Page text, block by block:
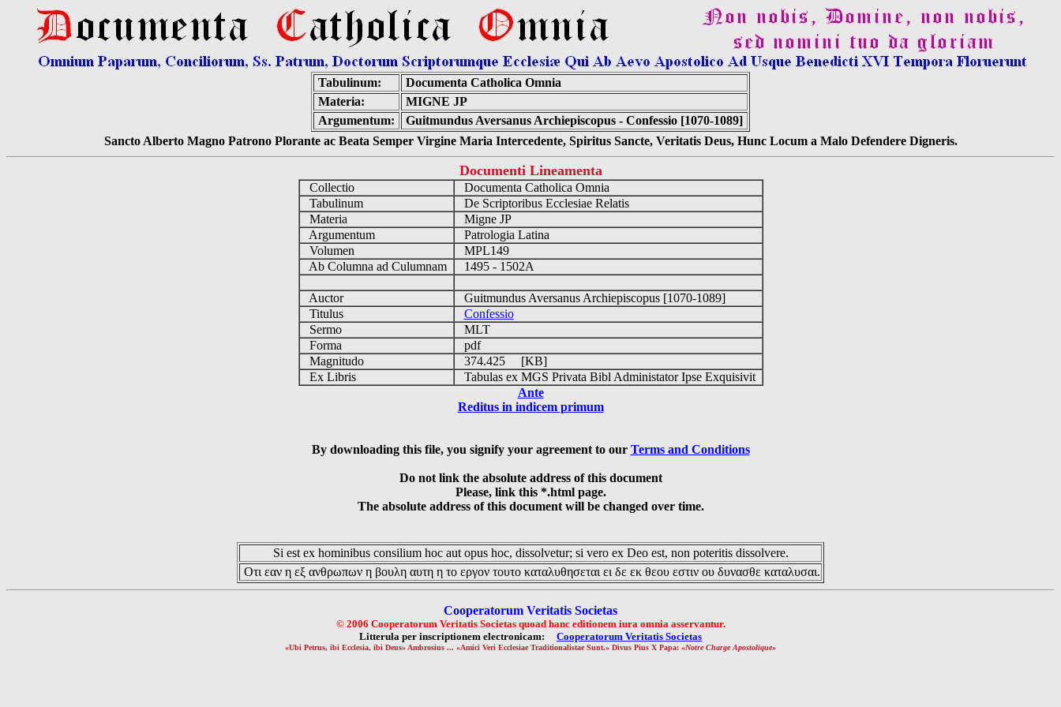
Tabulinum:
Documenta Catholica Omnia
Materia:
MIGNE JP
Argumentum:
Guitmundus Aversanus Archiepiscopus - Confessio [1070-1089]
Sancto Alberto Magno Patrono Plorante ac Beata Semper Virgine Maria Intercedente, Spiritus Sancte, Veritatis Deus, Hunc Locum a Malo Defendere Digneris.
Documenti Lineamenta
Collectio
Documenta Catholica Omnia
Tabulinum
De Scriptoribus Ecclesiae Relatis
Materia
Migne JP
Argumentum
Patrologia Latina
Volumen
MPL149
Ab Columna ad Culumnam
1495 - 1502A
Auctor
Guitmundus Aversanus Archiepiscopus [1070-1089]
Titulus
Confessio
Sermo
MLT
Forma
pdf
Magnitudo
374.425 [KB]
Ex Libris
Tabulas ex MGS Privata Bibl Administator Ipse Exquisivit
Ante
Reditus in indicem primum
By downloading this file, you signify your agreement to our Terms and Conditions
Do not link the absolute address of this document
Please, link this *.html page.
The absolute address of this document will be changed over time.
Si est ex hominibus consilium hoc aut opus hoc, dissolvetur; si vero ex Deo est, non poteritis dissolvere.
Οτι εαν η εξ ανθρωπων η βουλη αυτη η το εργον τουτο καταλυθησεται ει δε εκ θεου εστιν ου δυνασθε καταλυσαι.
Cooperatorum Veritatis Societas
© 2006 Cooperatorum Veritatis Societas quoad hanc editionem iura omnia asservantur.
Litterula per inscriptionem electronicam: Cooperatorum Veritatis Societas
«Ubi Petrus, ibi Ecclesia, ibi Deus» Ambrosius ... «Amici Veri Ecclesiae Traditionalistae Sunt.» Divus Pius X Papa: «Notre Charge Apostolique»